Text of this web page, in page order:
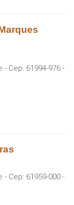
- Cep: 61994-976 -
- Cep: 61959-000 -